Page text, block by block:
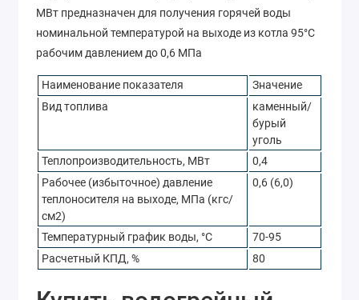
МВт предназначен для получения горячей воды
номинальной температурой на выходе из котла 95°С
рабочим давлением до 0,6 МПа
Наименование показателя
Значение
Вид топлива
каменный/
бурый
уголь
Теплопроизводительность, МВт
0,4
Рабочее (избыточное) давление
теплоносителя на выходе, МПа (кгс/
см2)
0,6 (6,0)
Температурный график воды, °С
70-95
Расчетный КПД, %
80